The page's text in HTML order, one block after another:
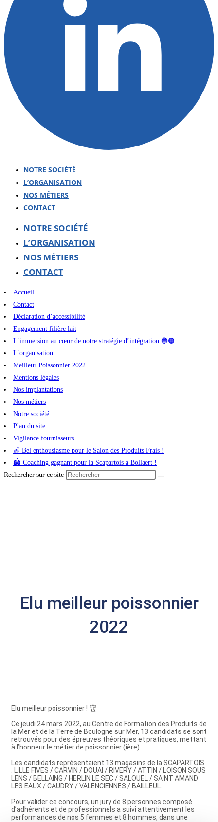
NOTRE SOCIÉTÉ
L’ORGANISATION
NOS MÉTIERS
CONTACT
NOTRE SOCIÉTÉ
L’ORGANISATION
NOS MÉTIERS
CONTACT
Accueil
Contact
Déclaration d’accessibilité
Engagement filière lait
L’immersion au cœur de notre stratégie d’intégration 🔵🟠
L’organisation
Meilleur Poissonnier 2022
Mentions légales
Nos implantations
Nos métiers
Notre société
Plan du site
Vigilance fournisseurs
🍎 Bel enthousiasme pour le Salon des Produits Frais !
🏟️ Coaching gagnant pour la Scapartois à Bollaert !
Rechercher sur ce site
Elu meilleur poissonnier
2022
Elu meilleur poissonnier ! 🏆
Ce jeudi 24 mars 2022, au Centre de Formation des Produits de
la Mer et de la Terre de Boulogne sur Mer, 13 candidats se sont
retrouvés pour des épreuves théoriques et pratiques, mettant
à l’honneur le métier de poissonnier (ière).
Les candidats représentaient 13 magasins de la SCAPARTOIS
: LILLE FIVES / CARVIN / DOUAI / RIVERY / ATTIN / LOISON SOUS
LENS / BELLAING / HERLIN LE SEC / SALOUEL / SAINT AMAND
LES EAUX / CAUDRY / VALENCIENNES / BAILLEUL.
Pour valider ce concours, un jury de 8 personnes composé
d’adhérents et de professionnels a suivi attentivement les
performances de nos 5 femmes et 8 hommes, dans une